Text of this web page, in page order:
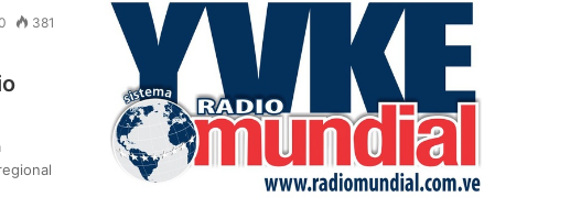
381
r